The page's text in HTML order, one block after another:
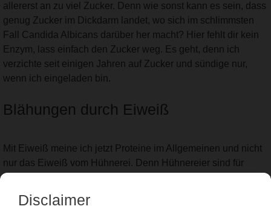
allererst an zu viel Zucker. Denn wie sonst kann es sein, dass
genug Zucker im Dickdarm landet, wo sich im schlimmsten
Fall Candida Albicans darüber her macht? Hier fehlt dir kein
Enzym, lass einfach den Zucker weg. Es geht, denn ich
verzichte seit einigen Jahren auf Zucker und sündige nur,
wenn ich eingeladen bin.
Blähungen durch Eiweiß
Mit Eiweiß meine ich jetzt Proteine im Allgemeinen und nicht
nur das Eiweiß vom Hühnerei. Denn Hühnereier sind für
unseren Körper leichter zu verarbeiten als Fleisch. Ebenso
zerdrücken. Man muss kaum Kauen. Für den Magen sind
Disclaimer